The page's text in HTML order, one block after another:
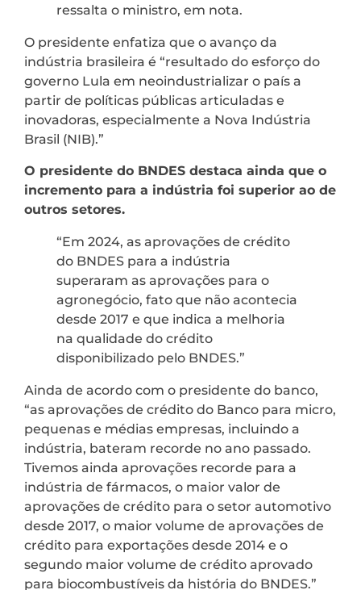
ressalta o ministro, em nota.
O presidente enfatiza que o avanço da
indústria brasileira é “resultado do esforço do
governo Lula em neoindustrializar o país a
partir de políticas públicas articuladas e
inovadoras, especialmente a Nova Indústria
Brasil (NIB).”
O presidente do BNDES destaca ainda que o
incremento para a indústria foi superior ao de
outros setores.
“Em 2024, as aprovações de crédito
do BNDES para a indústria
superaram as aprovações para o
agronegócio, fato que não acontecia
desde 2017 e que indica a melhoria
na qualidade do crédito
disponibilizado pelo BNDES.”
Ainda de acordo com o presidente do banco,
“as aprovações de crédito do Banco para micro,
pequenas e médias empresas, incluindo a
indústria, bateram recorde no ano passado.
Tivemos ainda aprovações recorde para a
indústria de fármacos, o maior valor de
aprovações de crédito para o setor automotivo
desde 2017, o maior volume de aprovações de
crédito para exportações desde 2014 e o
segundo maior volume de crédito aprovado
para biocombustíveis da história do BNDES.”